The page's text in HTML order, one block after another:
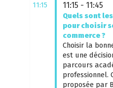
11:15 11:15 - 11:45
Quels sont
pour choisir
commerce ?
Choisir la
est une
parcours
professionnel.
proposée par